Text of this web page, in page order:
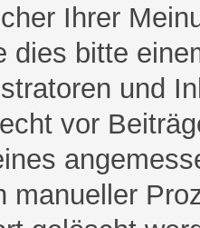
Ihrer
dies bitte
und
vor
manueller